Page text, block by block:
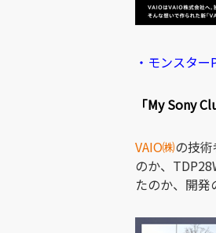
・モンスタ
「My Sony
VAIO㈱の技
のか、
たのか、開発